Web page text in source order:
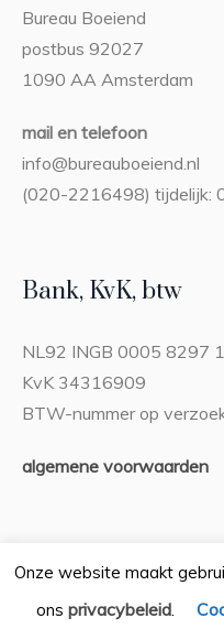
Bureau Boeiend
postbus 92027
1090 AA Amsterdam
mail en telefoon
info@bureauboeiend.nl
(020-2216498) tijdelijk:
Bank, KvK, btw
NL92 INGB 0005 8297
KvK 34316909
BTW-nummer op
algemene voorwaarden
Privacybeleid/ Bureau
Onze website maakt
ons privacybeleid.